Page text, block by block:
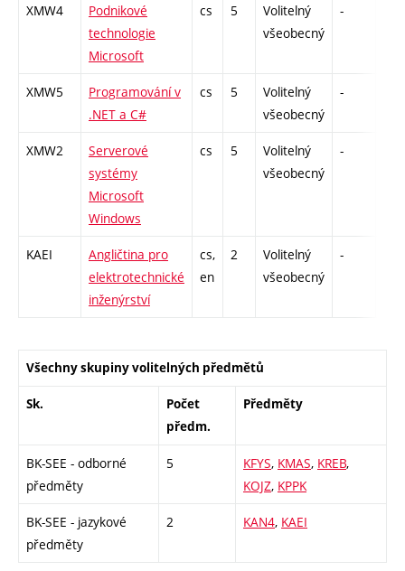
XMW4
Podnikové
technologie
Microsoft
cs 5
Volitelný
všeobecný
-
XMW5
Programování v
.NET a C#
cs 5
Volitelný
všeobecný
-
XMW2
Serverové
systémy
Microsoft
Windows
cs 5
Volitelný
všeobecný
-
KAEI
Angličtina pro
elektrotechnické
inženýrství
cs,
en
2
Volitelný
všeobecný
-
Všechny skupiny volitelných předmětů
Sk.
Počet
předm.
Předměty
BK-SEE - odborné
předměty
5 KFYS, KMAS, KREB,
KOJZ, KPPK
BK-SEE - jazykové
předměty
2 KAN4, KAEI